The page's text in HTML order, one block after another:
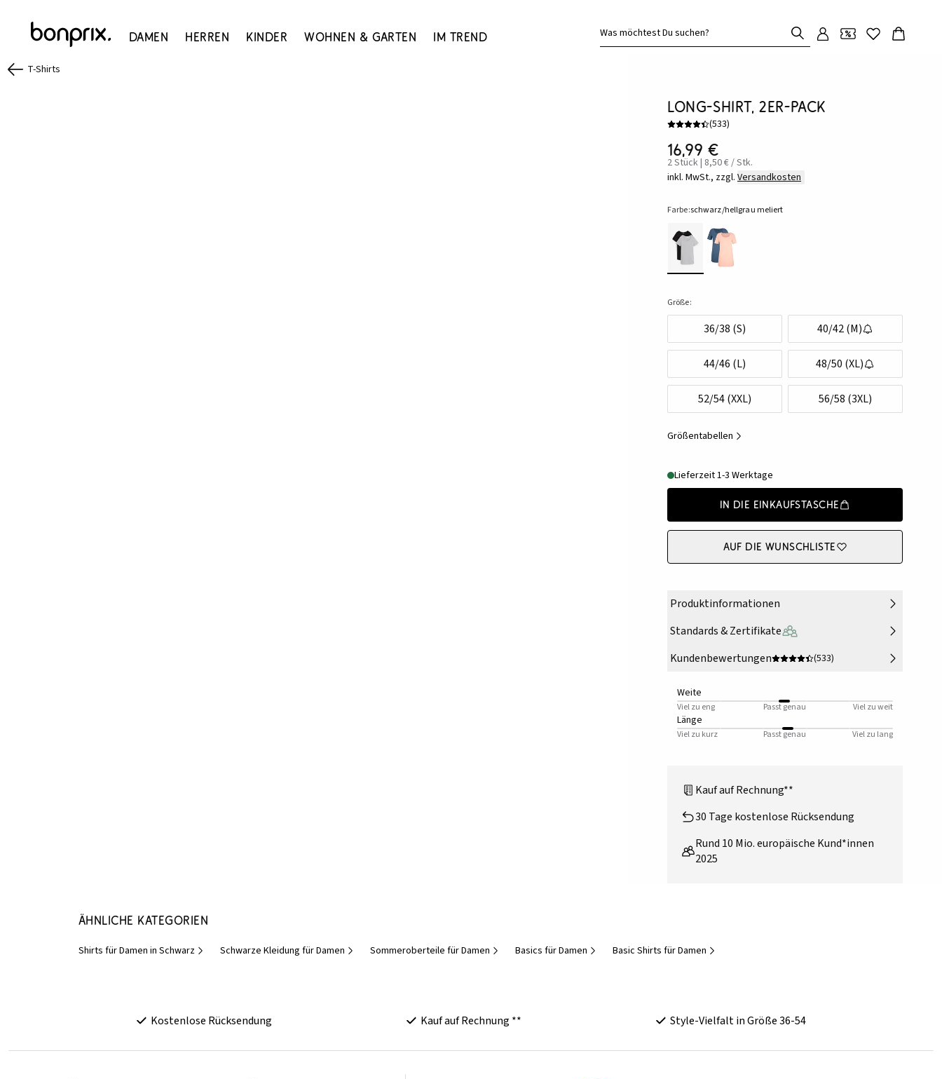
Damen Herren Kinder Wohnen & Garten Im Trend Was möchtest Du suchen?
T-Shirts
Long-Shirt, 2er-Pack
(533)
16,99 €
2 Stück | 8,50 € / Stk.
inkl. MwSt., zzgl. Versandkosten
Farbe:schwarz/hellgrau meliert
Größe:
36/38 (S) 40/42 (M)
44/46 (L) 48/50 (XL)
52/54 (XXL) 56/58 (3XL)
Größentabellen
Lieferzeit 1-3 Werktage
In die Einkaufstasche
Auf die Wunschliste
Produktinformationen
Standards & Zertifikate
Kundenbewertungen
(533)
Weite
Viel zu eng Passt genau Viel zu weit
Länge
Viel zu kurz Passt genau Viel zu lang
Kauf auf Rechnung**
30 Tage kostenlose Rücksendung
Rund 10 Mio. europäische Kund*innen
2025
Ähnliche Kategorien
Shirts für Damen in Schwarz Schwarze Kleidung für Damen Sommeroberteile für Damen Basics für Damen Basic Shirts für Damen
Kostenlose Rücksendung Kauf auf Rechnung ** Style-Vielfalt in Größe 36-54